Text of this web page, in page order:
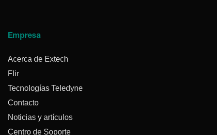
Empresa
Acerca de Extech
Flir
Tecnologías Teledyne
Contacto
Noticias y artículos
Centro de Soporte